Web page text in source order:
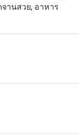
อแน่น แร็คลัมป์
รรค์อย่าง
คนท้องถิ่นและ
ฟ่ต์คุณภาพสูง
าจะต้องอยาก
จานสวย, อาหาร